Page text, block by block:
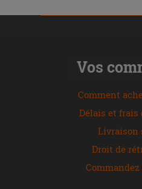
Vos
Comment
Délais et frais
Livraison
Droit de
Commandez